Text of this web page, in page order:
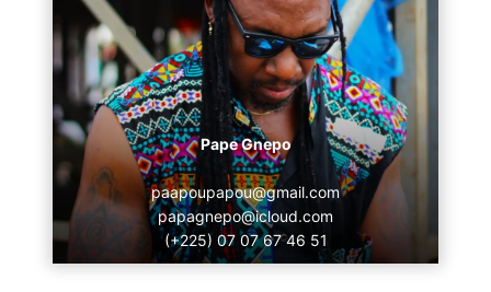
Pape Gnepo
paapoupapou@gmail.com
papagnepo@icloud.com
(+225) 07 07 67 46 51